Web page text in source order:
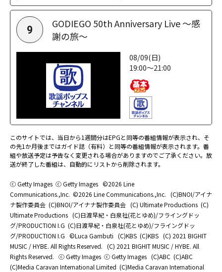
9
GODIEGO 50th Anniversary Live ～感
謝の旅～
08/09(日)
19:00～21:00
このサイトでは、当日から1週間分はEPGと同等の番組情報が表示され、そ
の先1か月後まではガイド誌（有料）と同等の番組情報が表示されます。番
組や放送予定は予告なく変更される場合がありますのでご了承ください。放
送が終了した番組は、自動的にリストから削除されます。
ⓒ Getty Images ⓒ Getty Images ©2026 Line
Communications.,Inc. ©2026 Line Communications.,Inc. (C)BNOI/アイナ
ナ製作委員会 (C)BNOI/アイナナ製作委員会 (C) Ultimate Productions (C)
Ultimate Productions (C)日渡早紀・白泉社(花とゆめ)/フライングドッ
グ/PRODUCTION I.G (C)日渡早紀・白泉社(花とゆめ)/フライングドッ
グ/PRODUCTION I.G ©Luca Gambuti (C)KBS (C)KBS (C) 2021 BIGHIT
MUSIC / HYBE. All Rights Reserved. (C) 2021 BIGHIT MUSIC / HYBE. All
Rights Reserved. ⓒ Getty Images ⓒ Getty Images (C)ABC (C)ABC
(C)Media Caravan International Limited (C)Media Caravan International